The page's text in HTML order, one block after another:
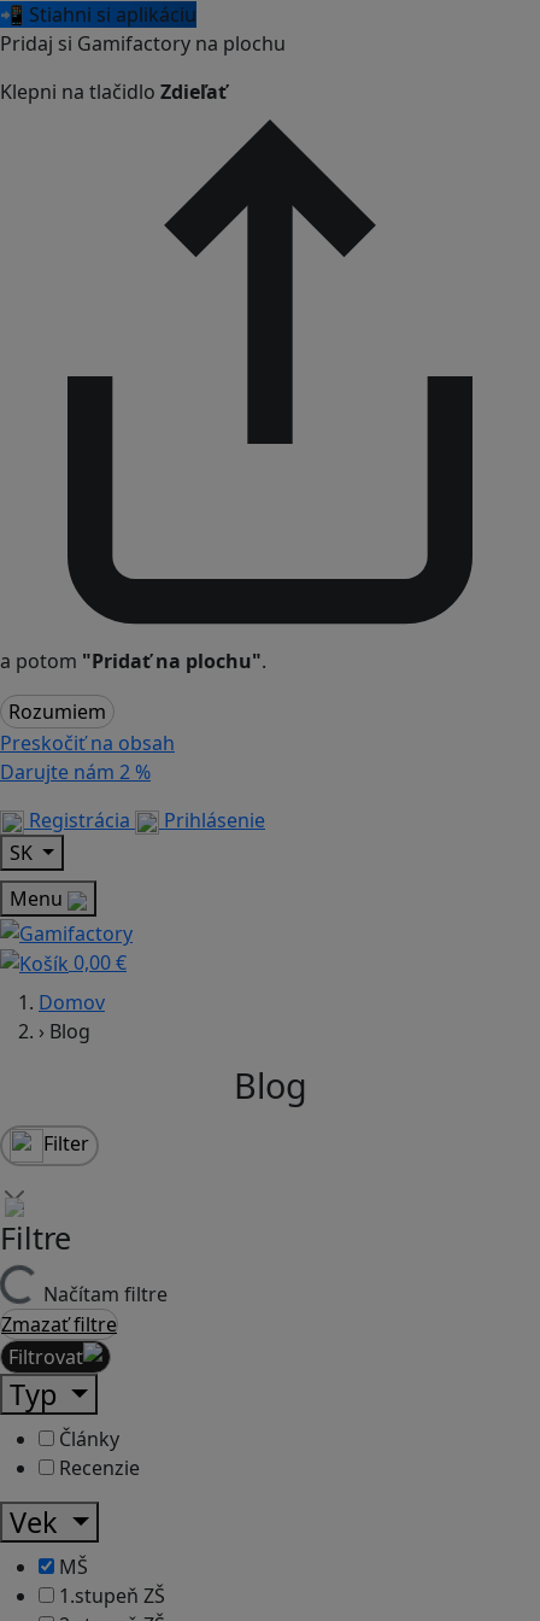
📲 Stiahni si aplikáciu
Pridaj si Gamifactory na plochu
Klepni na tlačidlo Zdieľať
a potom "Pridať na plochu".
Rozumiem
Preskočiť na obsah
Darujte nám 2 %
Registrácia
Prihlásenie
SK
Menu
0,00 €
Domov
› Blog
Blog
Filter
Filtre
Načítam filtre
Zmazať filtre
Filtrovať
Typ
Články
Recenzie
Vek
MŠ
1.stupeň ZŠ